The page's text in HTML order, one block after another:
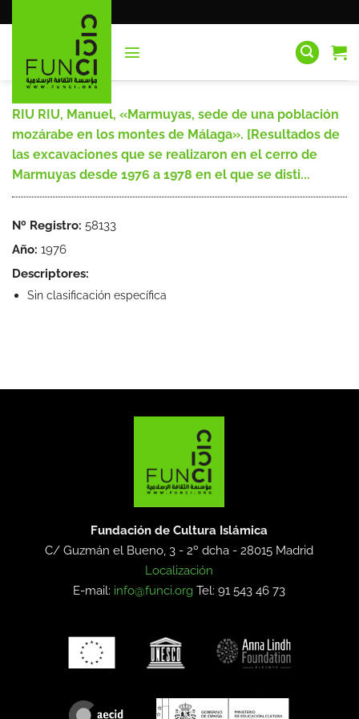
al
RIU RIU, Manuel, «Marmuyas, sede de una población
mozárabe en los montes de Málaga». [Resultados de
las excavaciones que se realizaron en el cerro de
Marmuyas desde 1976 a 1978 en el que se disti...
Nº Registro: 58133
Año: 1976
Descriptores:
Sin clasificación específica
Fundación de Cultura Islámica
C/ Guzmán el Bueno, 3 - 2º dcha -28015 Madrid
Localización
E-mail: info@funci.org Tel: 91 543 46 73